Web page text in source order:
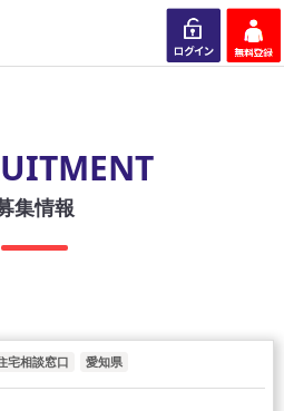
集情報
宅相談窓口 愛知県